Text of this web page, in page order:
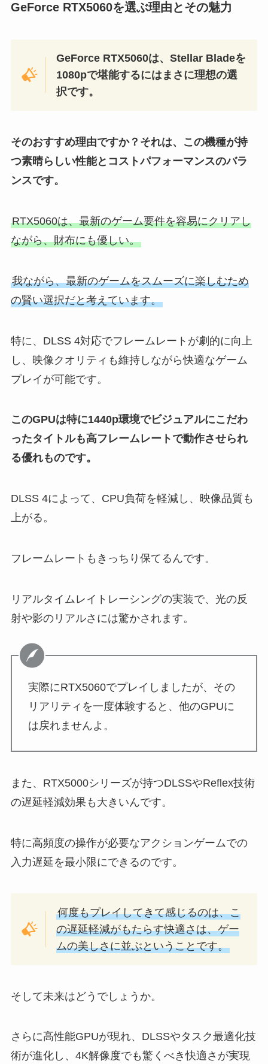
GeForce RTX5060を選ぶ理由とその魅力
GeForce RTX5060は、Stellar Bladeを
1080pで堪能するにはまさに理想の選
択です。
そのおすすめ理由ですか？それは、この機種が持
つ素晴らしい性能とコストパフォーマンスのバラ
ンスです。
RTX5060は、最新のゲーム要件を容易にクリアし
ながら、財布にも優しい。
我ながら、最新のゲームをスムーズに楽しむため
の賢い選択だと考えています。
特に、DLSS 4対応でフレームレートが劇的に向上
し、映像クオリティも維持しながら快適なゲーム
プレイが可能です。
このGPUは特に1440p環境でビジュアルにこだわ
ったタイトルも高フレームレートで動作させられ
る優れものです。
DLSS 4によって、CPU負荷を軽減し、映像品質も
上がる。
フレームレートもきっちり保てるんです。
リアルタイムレイトレーシングの実装で、光の反
射や影のリアルさには驚かされます。
実際にRTX5060でプレイしましたが、その
リアリティを一度体験すると、他のGPUに
は戻れませんよ。
また、RTX5000シリーズが持つDLSSやReflex技術
の遅延軽減効果も大きいんです。
特に高頻度の操作が必要なアクションゲームでの
入力遅延を最小限にできるのです。
何度もプレイしてきて感じるのは、こ
の遅延軽減がもたらす快適さは、ゲー
ムの美しさに並ぶということです。
そして未来はどうでしょうか。
さらに高性能GPUが現れ、DLSSやタスク最適化技
術が進化し、4K解像度でも驚くべき快適さが実現